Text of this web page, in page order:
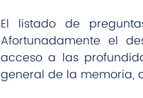
El listado de
Afortunadamente el
acceso a las
general de la memoria,